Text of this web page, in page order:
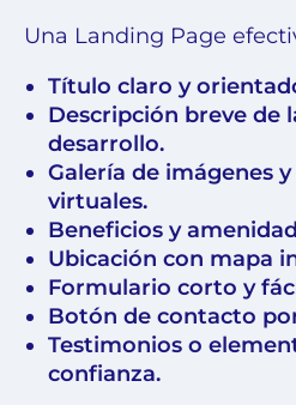
Una Landing Page
Título claro y
Descripción breve de
desarrollo.
Galería de imágenes
virtuales.
Beneficios y
Ubicación con mapa
Formulario corto y
Botón de contacto
Testimonios o
confianza.